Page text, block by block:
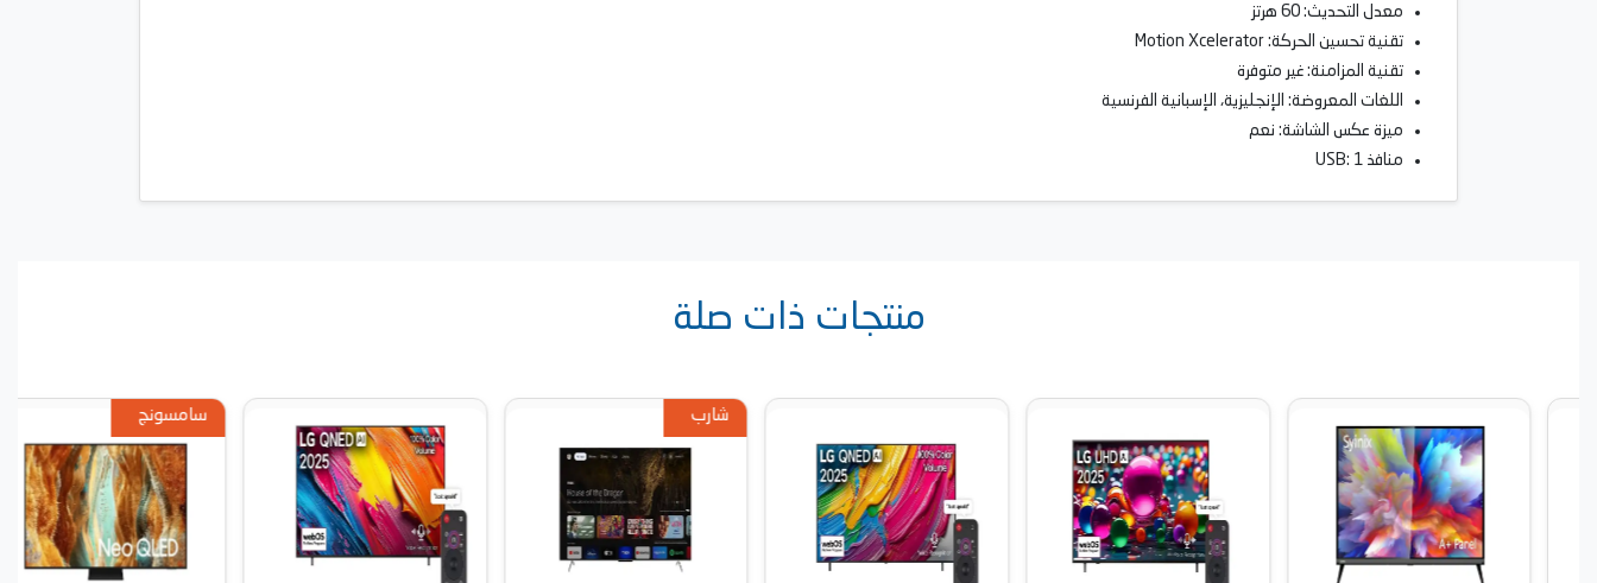
معدل التحديث: 60 هرتز
تقنية تحسين الحركة: Motion Xcelerator
تقنية المزامنة: غير متوفرة
اللغات المعروضة: الإنجليزية، الإسبانية الفرنسية
ميزة عكس الشاشة: نعم
منافذ USB: 1
منتجات ذات صلة
سامسونج